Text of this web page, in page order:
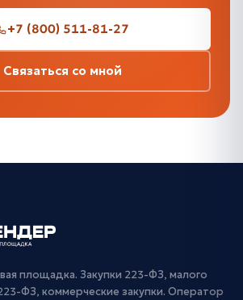
+7 (800) 511-81-27
Связаться со мной
площадка. Закупки 223-ФЗ, малого
ФЗ, коммерческие закупки. Оператор